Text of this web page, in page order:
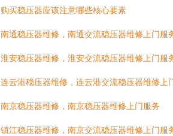
购买稳压器应该注意哪些核心要素
南通稳压器维修，南通交流稳压器维修上门服
淮安稳压器维修，淮安交流稳压器维修上门服
连云港稳压器维修，连云港交流稳压器维修上
南京稳压器维修，南京稳压器维修上门服务
镇江稳压器维修，南京交流稳压器维修上门服